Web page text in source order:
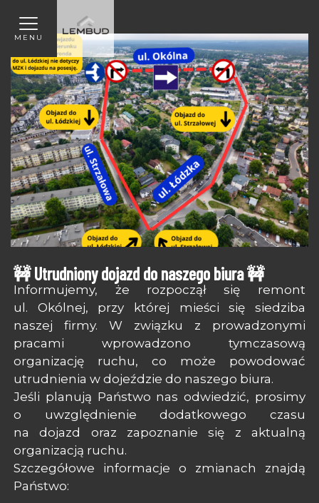
MENU
🚧 Utrudniony dojazd do naszego biura 🚧
Informujemy, że rozpoczął się remont
ul. Okólnej, przy której mieści się siedziba
naszej firmy. W związku z prowadzonymi
pracami wprowadzono tymczasową
organizację ruchu, co może powodować
utrudnienia w dojeździe do naszego biura.
Jeśli planują Państwo nas odwiedzić, prosimy
o uwzględnienie dodatkowego czasu
na dojazd oraz zapoznanie się z aktualną
organizacją ruchu.
Szczegółowe informacje o zmianach znajdą
Państwo: